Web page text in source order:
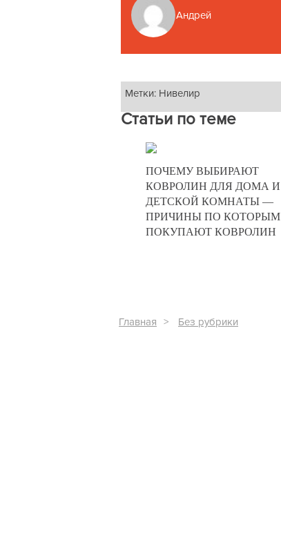
Андрей
Метки: Нивелир
Статьи по теме
0
470
ПОЧЕМУ ВЫБИРАЮТ
КОВРОЛИН ДЛЯ ДОМА И
ДЕТСКОЙ КОМНАТЫ —
ПРИЧИНЫ ПО КОТОРЫМ
ПОКУПАЮТ КОВРОЛИН
Главная Без рубрики